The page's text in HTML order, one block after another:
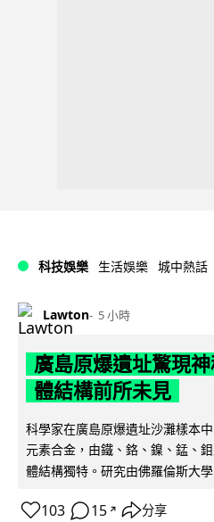
科技娛樂 生活娛樂 城中熱話
Lawton 5 小時
廣島原爆遺址驚現
體結構前所未見
科學家在廣島原爆遺址沙灘樣本
元素合金，由鐵、鉻、鎳、錳、
體結構獨特。研究由佛羅倫斯大
103 15 ↗ 分享